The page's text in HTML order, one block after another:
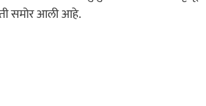
समोर आली आहे.